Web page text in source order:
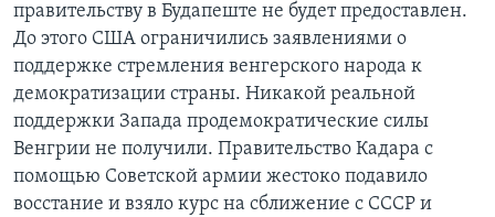
правительству в Будапеште не будет предоставлен.
До этого США ограничились заявлениями о
поддержке стремления венгерского народа к
демократизации страны. Никакой реальной
поддержки Запада продемократические силы
Венгрии не получили. Правительство Кадара с
помощью Советской армии жестоко подавило
восстание и взяло курс на сближение с СССР и